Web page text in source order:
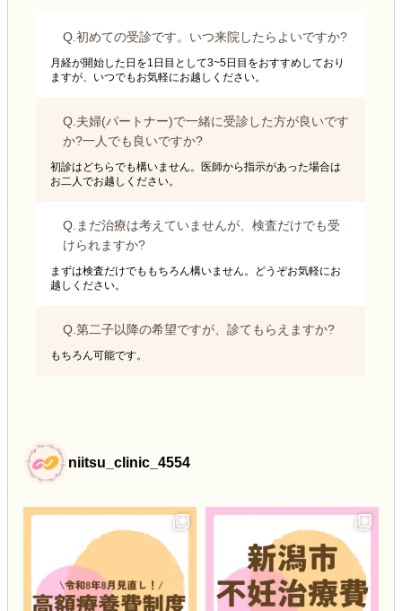
Q.初めての受診です。いつ来院したらよいですか?
月経が開始した日を1日目として3~5日目をおすすめしており
ますが、いつでもお気軽にお越しください。
Q.夫婦(パートナー)で一緒に受診した方が良いです
か?一人でも良いですか?
初診はどちらでも構いません。医師から指示があった場合は
お二人でお越しください。
Q.まだ治療は考えていませんが、検査だけでも受
けられますか?
まずは検査だけでももちろん構いません。どうぞお気軽にお
越しください。
Q.第二子以降の希望ですが、診てもらえますか?
もちろん可能です。
niitsu_clinic_4554